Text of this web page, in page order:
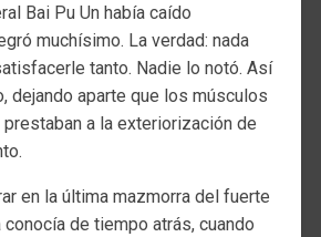
Bai Pu Un había caído
muchísimo. La verdad: nada
tanto. Nadie lo notó. Así
dejando aparte que los músculos
a la exteriorización de
en la última mazmorra del fuerte
conocía de tiempo atrás, cuando